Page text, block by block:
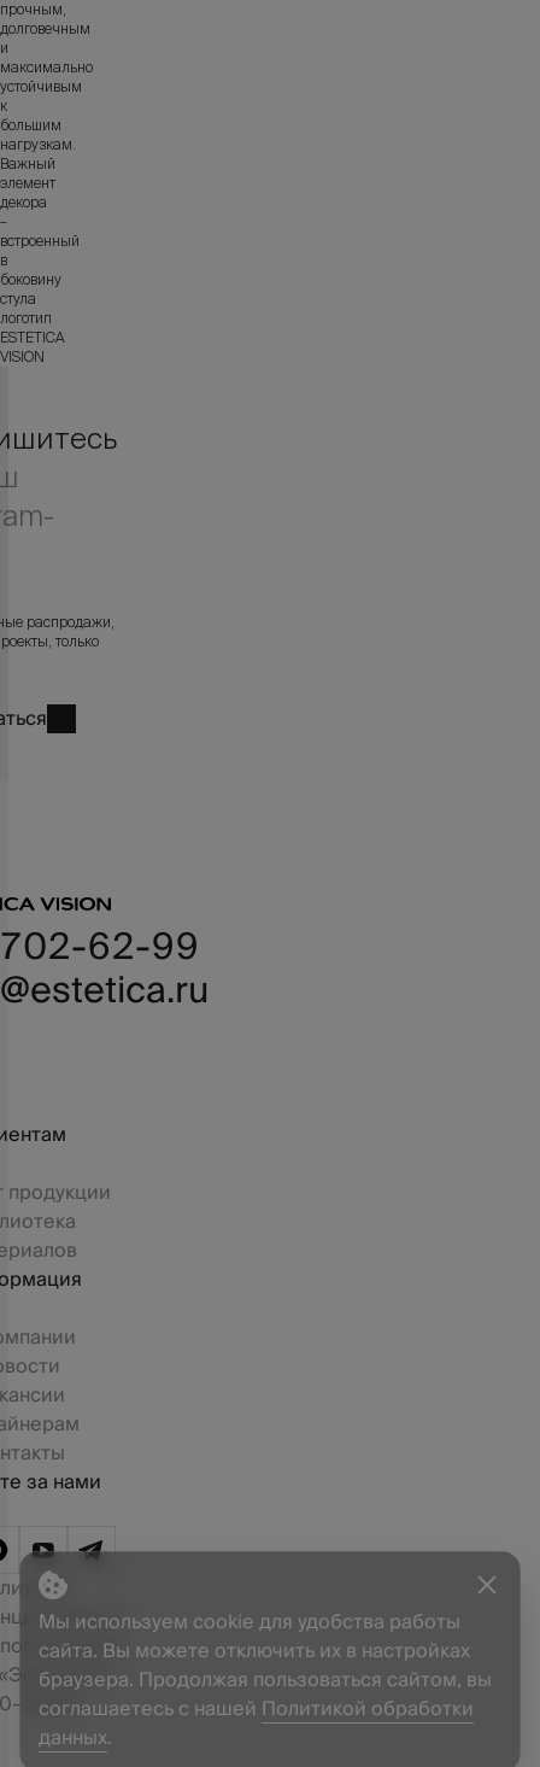
прочным,
долговечным
и
максимально
устойчивым
к
большим
нагрузкам.
Важный
элемент
декора
–
встроенный
в
боковину
стула
логотип
ESTETICA
VISION
распродажи,
только
62-99
продукции
за нами
Мы используем cookie для удобства работы
сайта. Вы можете отключить их в настройках
браузера. Продолжая пользоваться сайтом, вы
соглашаетесь с нашей Политикой обработки
данных.